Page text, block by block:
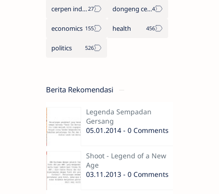
cerpen indonesia dongeng cerita legenda
economics health
politics
Berita Rekomendasi
Legenda Sempadan
Gersang
05.01.2014 - 0 Comments
Shoot - Legend of a New
Age
03.11.2013 - 0 Comments